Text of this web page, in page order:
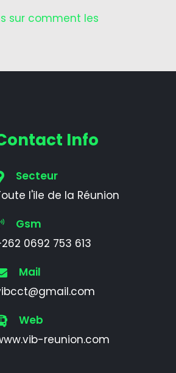
sur comment les
Info
Secteur
l'ile de la Réunion
Gsm
0692 753 613
Mail
Web
reunion.com